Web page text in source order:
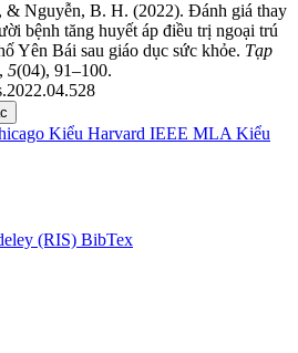
Nguyễn, B. H. (2022). Đánh giá thay
bệnh tăng huyết áp điều trị ngoại trú
Yên Bái sau giáo dục sức khỏe. Tạp
, 5(04), 91–100.
Kiểu Harvard IEEE MLA Kiểu
(RIS) BibTex